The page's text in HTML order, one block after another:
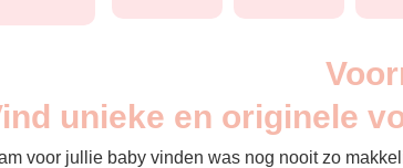
unieke en originele
voor jullie baby vinden was nog nooit zo